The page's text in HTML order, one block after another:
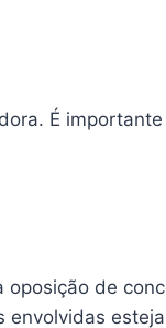
É
de
envolvidas